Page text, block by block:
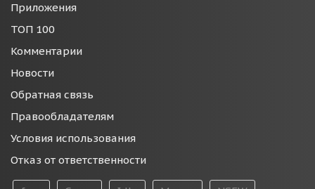
Приложения
ТОП 100
Комментарии
Новости
Обратная связь
Правообладателям
Условия использования
Отказ от ответственности